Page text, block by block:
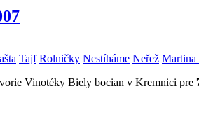
Tajf Rolničky Nestíháme Neřež Martina
Vinotéky Biely bocian v Kremnici pre